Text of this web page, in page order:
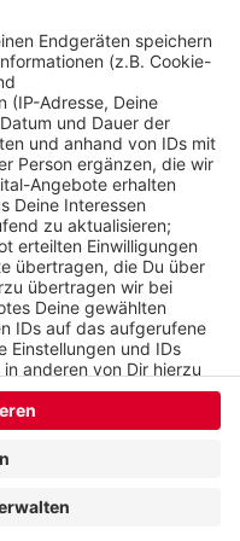
16:23